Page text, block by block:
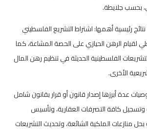
بحسب جلايطة.
رئيسية أهمها: اشتراط التشريع الفلسطيني
لقيام الرهن الحيازي على الحصة المشاعة، كما
الفلسطينية الحديثة في تنظيم رهن المال
الأخرى.
عدة أبرزها إصدار قانون أو قرار بقانون شامل
كافة التصرفات العقارية، وتأسيس
منازعات الملكية الشائعة، وتحديث التشريعات